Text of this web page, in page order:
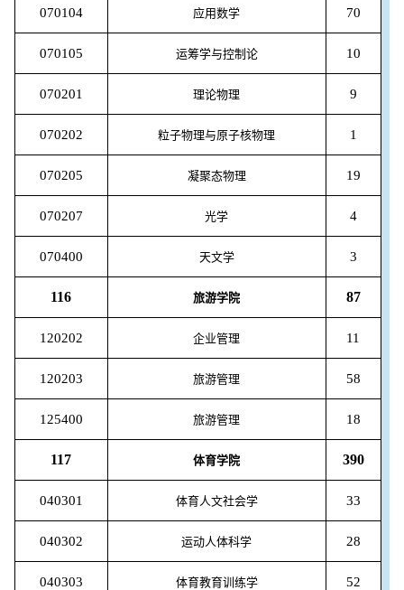
070104 应用数学 70
070105 运筹学与控制论 10
070201 理论物理 9
070202 粒子物理与原子核物理 1
070205 凝聚态物理 19
070207 光学 4
070400 天文学 3
116 旅游学院 87
120202 企业管理 11
120203 旅游管理 58
125400 旅游管理 18
117 体育学院 390
040301 体育人文社会学 33
040302 运动人体科学 28
040303 体育教育训练学 52